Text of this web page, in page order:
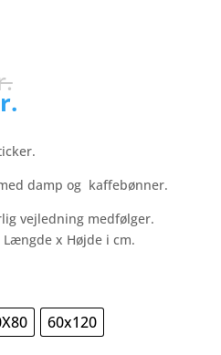
damp og kaffebønner.
vejledning medfølger.
x Højde i cm.
60x120